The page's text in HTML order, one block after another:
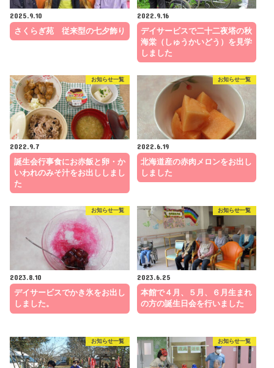
2025.9.10
さくらぎ苑 従来型の七夕飾り
2022.9.16
デイサービスで二十二夜塔の秋
海棠（しゅうかいどう）を見学
しました
お知らせ一覧
2022.9.7
誕生会行事食にお赤飯と卵・か
いわれのみそ汁をお出ししまし
た
お知らせ一覧
2022.6.19
北海道産の赤肉メロンをお出し
しました
お知らせ一覧
2023.8.10
デイサービスでかき氷をお出し
しました。
お知らせ一覧
2023.6.25
本館で４月、５月、６月生まれ
の方の誕生日会を行いました
お知らせ一覧 お知らせ一覧